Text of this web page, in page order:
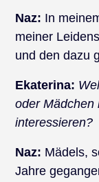
Naz: In
meiner
und den dazu
Ekaterina:
oder Mädchen
interessieren?
Naz: Mädels,
Jahre